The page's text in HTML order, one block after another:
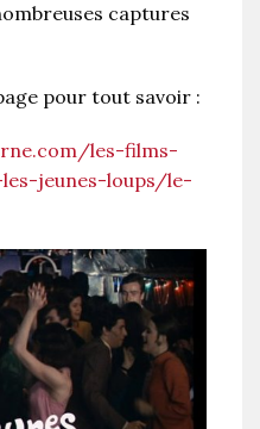
captures
pour tout savoir :
les-films-
jeunes-loups/le-